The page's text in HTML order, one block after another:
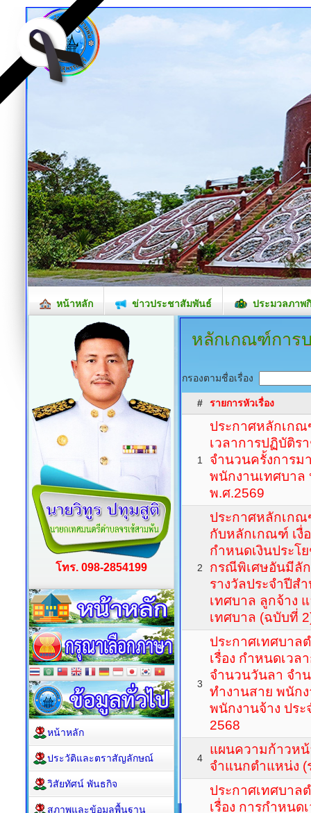
หน้าหลัก ข่าวประชาสัมพันธ์ ประมวลภาพ
หลักเกณฑ์การ
กรองตามชื่อเรื่อง
# รายการหัวเรื่อง
1
ประกาศหลักเกณ
เวลาการปฏิบัติร
จำนวนครั้งการม
พนักงานเทศบาล
พ.ศ.2569
2
ประกาศหลักเกณ
กับหลักเกณฑ์ เงื่
กำหนดเงินประโ
กรณีพิเศษอันมีลั
รางวัลประจำปีส
เทศบาล ลูกจ้าง
เทศบาล (ฉบับที่
3
ประกาศเทศบาล
เรื่อง กำหนดเวล
จำนวนวันลา จำ
ทำงานสาย พนัก
พนักงานจ้าง ปร
2568
4
แผนความก้าวห
จำแนกตำแหน่ง (
ประกาศเทศบาล
เรื่อง การกำหนด
โทร. 098-2854199
หน้าหลัก
ประวัติและตราสัญลักษณ์
วิสัยทัศน์ พันธกิจ
สภาพและข้อมูลพื้นฐาน